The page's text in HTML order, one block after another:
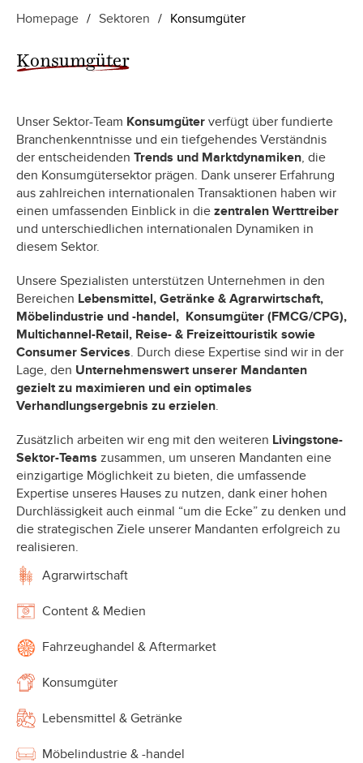
Homepage / Sektoren / Konsumgüter
Konsumgüter
Unser Sektor-Team Konsumgüter verfügt über fundierte
Branchenkenntnisse und ein tiefgehendes Verständnis
der entscheidenden Trends und Marktdynamiken, die
den Konsumgütersektor prägen. Dank unserer Erfahrung
aus zahlreichen internationalen Transaktionen haben wir
einen umfassenden Einblick in die zentralen Werttreiber
und unterschiedlichen internationalen Dynamiken in
diesem Sektor.
Unsere Spezialisten unterstützen Unternehmen in den
Bereichen Lebensmittel, Getränke & Agrarwirtschaft,
Möbelindustrie und -handel, Konsumgüter (FMCG/CPG),
Multichannel-Retail, Reise- & Freizeittouristik sowie
Consumer Services. Durch diese Expertise sind wir in der
Lage, den Unternehmenswert unserer Mandanten
gezielt zu maximieren und ein optimales
Verhandlungsergebnis zu erzielen.
Zusätzlich arbeiten wir eng mit den weiteren Livingstone-
Sektor-Teams zusammen, um unseren Mandanten eine
einzigartige Möglichkeit zu bieten, die umfassende
Expertise unseres Hauses zu nutzen, dank einer hohen
Durchlässigkeit auch einmal “um die Ecke” zu denken und
die strategischen Ziele unserer Mandanten erfolgreich zu
realisieren.
Agrarwirtschaft
Content & Medien
Fahrzeughandel & Aftermarket
Konsumgüter
Lebensmittel & Getränke
Möbelindustrie & -handel